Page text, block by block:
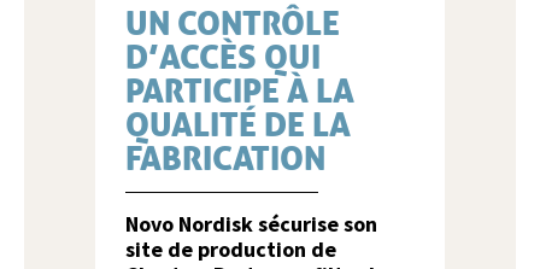
UN CONTRÔLE
D’ACCÈS QUI
PARTICIPE À LA
QUALITÉ DE LA
FABRICATION
Novo Nordisk sécurise son
site de production de